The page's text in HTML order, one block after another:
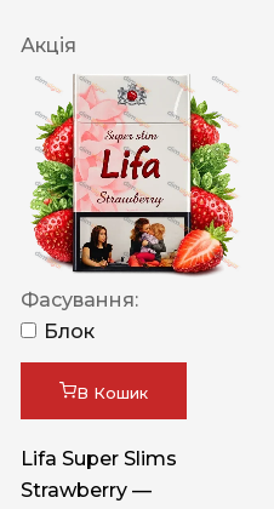
Акція
Фасування:
Блок
В Кошик
Lifa Super Slims
Strawberry —